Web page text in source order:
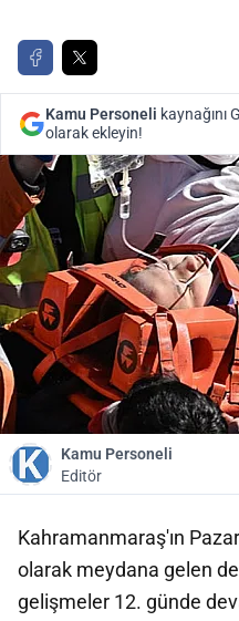
Kamu Personeli kaynağını
olarak ekleyin!
Kamu Personeli
Editör
Kahramanmaraş'ın
olarak meydana gelen
gelişmeler 12. günde